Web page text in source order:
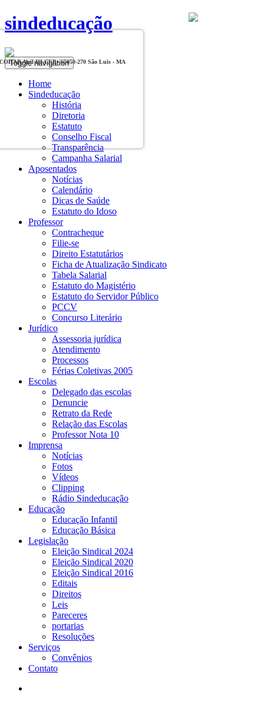
sindeducação
Toggle navigation
Home
Sindeducação
História
Diretoria
Estatuto
Conselho Fiscal
Transparência
Campanha Salarial
Aposentados
Notícias
Calendário
Dicas de Saúde
Estatuto do Idoso
Professor
Contracheque
Filie-se
Direito Estatutários
Ficha de Atualização Sindicato
Tabela Salarial
Estatuto do Magistério
Estatuto do Servidor Público
PCCV
Concurso Literário
Jurídico
Assessoria jurídica
Atendimento
Processos
Férias Coletivas 2005
Escolas
Delegado das escolas
Denuncie
Retrato da Rede
Relação das Escolas
Professor Nota 10
Imprensa
Notícias
Fotos
Vídeos
Clipping
Rádio Sindeducação
Educação
Educação Infantil
Educação Básica
Legislação
Eleição Sindical 2024
Eleição Sindical 2020
Eleição Sindical 2016
Editais
Direitos
Leis
Pareceres
portarias
Resoluções
Serviços
Convênios
Contato
COHAB Anil III CEP - 65050-270 São Luis - MA